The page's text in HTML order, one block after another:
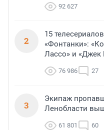
92 627
2
15
«Фонтанки»:
Лассо» и «Джек
76 986 27
3
Экипаж
Ленобласти
61 801 60